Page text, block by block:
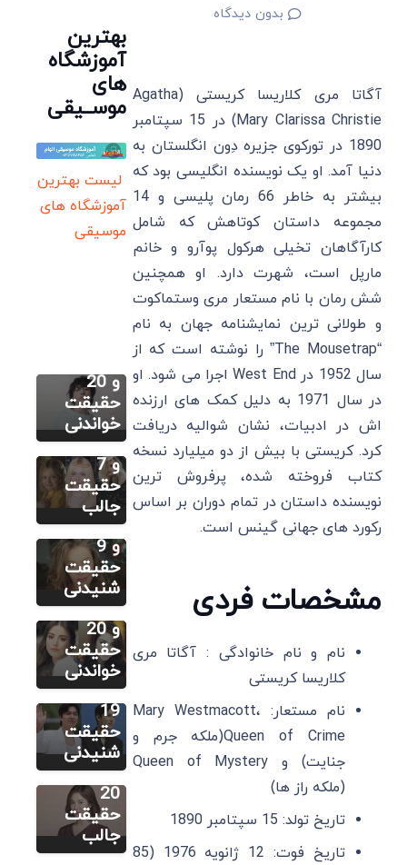
بدون دیدگاه
آگاتا مری کلاریسا کریستی (Agatha
Mary Clarissa Christie) در 15 سپتامبر
1890 در تورکوی جزیره دِون انگلستان به
دنیا آمد. او یک نویسنده انگلیسی بود که
بیشتر به خاطر 66 رمان پلیسی و 14
مجموعه داستان کوتاهش که شامل
کارآگاهان تخیلی هرکول پوآرو و خانم
مارپل است، شهرت دارد. او همچنین
شش رمان با نام مستعار مری وستماکوت
و طولانی ‌ترین نمایشنامه جهان به نام
“The Mousetrap” را نوشته است که از
سال 1952 در West End اجرا می ‌شود. او
در سال 1971 به دلیل کمک ‌های ارزنده
‌اش در ادبیات، نشان شوالیه دریافت
کرد. کریستی با بیش از دو میلیارد نسخه
کتاب فروخته شده، پرفروش ‌ترین
نویسنده داستان در تمام دوران بر اساس
رکورد های جهانی گینس است.
مشخصات فردی
نام و نام خانوادگی : آگاتا مری
کلاریسا کریستی
نام مستعار: Mary Westmacott،
Queen of Crime(ملکه جرم و
جنایت) و Queen of Mystery
(ملکه راز ها)
تاریخ تولد: 15 سپتامبر 1890
تاریخ فوت: 12 ژانویه 1976 (85
بهترین
آموزشگاه
های
موســیقی
لیست بهترین
آموزشگاه های
موسیقی
و 20
حقیقت
خواندنی
زندگینامه،
بهترین
فیلم و
سریال ها
و 7
حقیقت
جالب
سایر
بورجو
بیریجیک:
زندگینامه،
بهترین
فیلم و
سریال ها
و 9
حقیقت
شنیدنی
سایر
اوزگه
گورل:
زندگینامه،
بهترین
آهنگ ها
و 20
حقیقت
خواندنی
سایر
لی مینهو:
زندگینامه،
بهترین
فیلم ها و
19
حقیقت
شنیدنی
سایر
سونگ هه
کیو:
زندگینامه،
بهترین
فیلم ها و
20
حقیقت
جالب